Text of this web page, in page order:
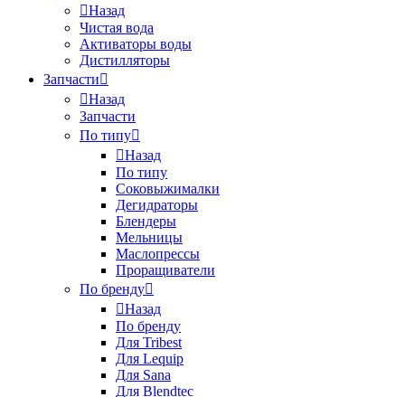
Назад
Чистая вода
Активаторы воды
Дистилляторы
Запчасти
Назад
Запчасти
По типу
Назад
По типу
Соковыжималки
Дегидраторы
Блендеры
Мельницы
Маслопрессы
Проращиватели
По бренду
Назад
По бренду
Для Tribest
Для Lequip
Для Sana
Для Blendtec